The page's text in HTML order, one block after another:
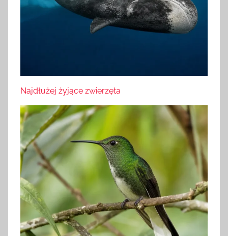
Najdłużej żyjące zwierzęta